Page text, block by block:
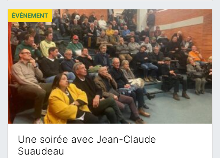
Une soirée avec Jean-Claude
Suaudeau
ÉVÉNEMENT